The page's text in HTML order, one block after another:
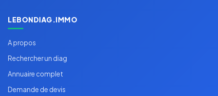
LEBONDIAG.IMMO
A propos
Rechercher un diag
Annuaire complet
Demande de devis